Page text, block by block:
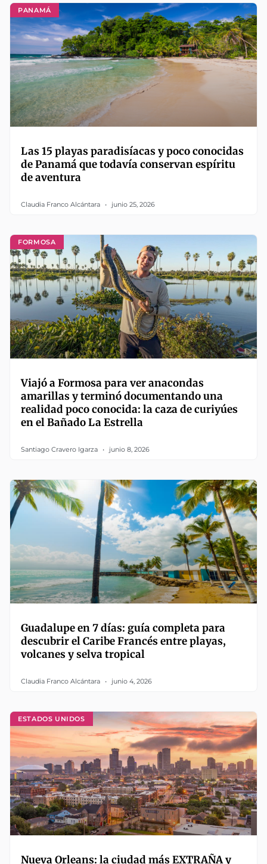
PANAMÁ
Las 15 playas paradisíacas y poco conocidas
de Panamá que todavía conservan espíritu
de aventura
Claudia Franco Alcántara junio 25, 2026
FORMOSA
Viajó a Formosa para ver anacondas
amarillas y terminó documentando una
realidad poco conocida: la caza de curiyúes
en el Bañado La Estrella
Santiago Cravero Igarza junio 8, 2026
Guadalupe en 7 días: guía completa para
descubrir el Caribe Francés entre playas,
volcanes y selva tropical
Claudia Franco Alcántara junio 4, 2026
ESTADOS UNIDOS
Nueva Orleans: la ciudad más EXTRAÑA y